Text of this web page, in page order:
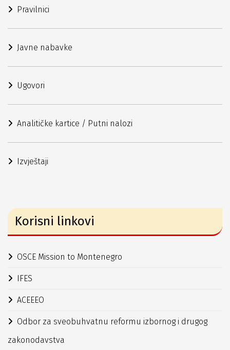
Pravilnici
Javne nabavke
Ugovori
Analitičke kartice / Putni nalozi
Izvještaji
Korisni linkovi
OSCE Mission to Montenegro
IFES
ACEEEO
Odbor za sveobuhvatnu reformu izbornog i drugog
zakonodavstva